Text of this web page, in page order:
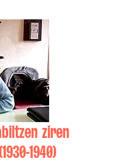
ziren
1940)